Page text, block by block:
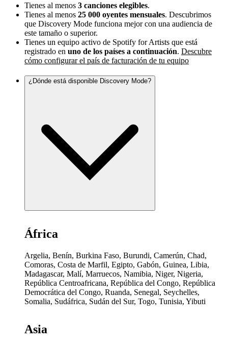
Tienes al menos 3 canciones elegibles.
Tienes al menos 25 000 oyentes mensuales. Descubrimos
que Discovery Mode funciona mejor con una audiencia de
este tamaño o superior.
Tienes un equipo activo de Spotify for Artists que está
registrado en uno de los países a continuación. Descubre
cómo configurar el país de facturación de tu equipo
¿Dónde está disponible Discovery Mode?
África
Argelia, Benín, Burkina Faso, Burundi, Camerún, Chad,
Comoras, Costa de Marfil, Egipto, Gabón, Guinea, Libia,
Madagascar, Malí, Marruecos, Namibia, Niger, Nigeria,
República Centroafricana, República del Congo, República
Democrática del Congo, Ruanda, Senegal, Seychelles,
Somalia, Sudáfrica, Sudán del Sur, Togo, Tunisia, Yibuti
Asia